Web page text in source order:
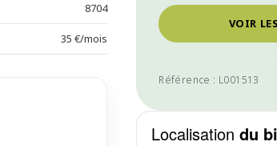
VOIR
Référence : L001513
Localisationdu
8704
35 €/mois